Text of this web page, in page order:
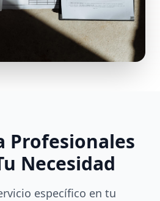
Profesionales
Necesidad
específico en tu